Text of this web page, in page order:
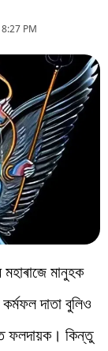
PM
মানুহক
দাতা বুলিও
ফলদায়ক। কিন্তু